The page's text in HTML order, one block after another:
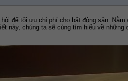
để tối ưu chi phí cho bất động sản.
này, chúng ta sẽ cùng tìm hiểu về